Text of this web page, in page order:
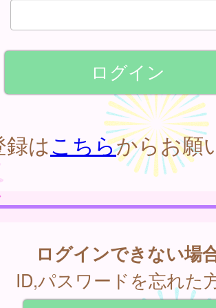
はこちらからお願
ログインできない場
ID,パスワードを忘れた